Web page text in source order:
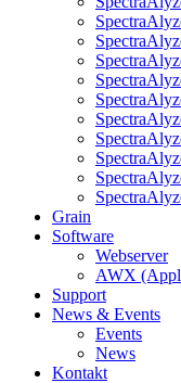
Grain
Software
Webserver
AWX
Support
News & Events
Events
News
Kontakt